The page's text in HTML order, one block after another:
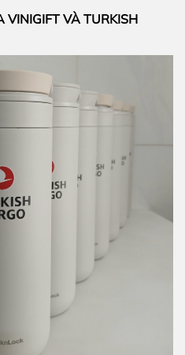
VINIGIFT VÀ TURKISH